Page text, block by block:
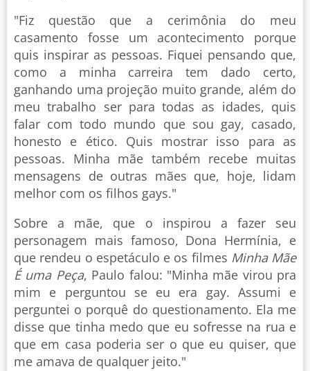
"Fiz questão que a cerimônia do meu
casamento fosse um acontecimento porque
quis inspirar as pessoas. Fiquei pensando que,
como a minha carreira tem dado certo,
ganhando uma projeção muito grande, além do
meu trabalho ser para todas as idades, quis
falar com todo mundo que sou gay, casado,
honesto e ético. Quis mostrar isso para as
pessoas. Minha mãe também recebe muitas
mensagens de outras mães que, hoje, lidam
melhor com os filhos gays."
Sobre a mãe, que o inspirou a fazer seu
personagem mais famoso, Dona Hermínia, e
que rendeu o espetáculo e os filmes Minha Mãe
É uma Peça, Paulo falou: "Minha mãe virou pra
mim e perguntou se eu era gay. Assumi e
perguntei o porquê do questionamento. Ela me
disse que tinha medo que eu sofresse na rua e
que em casa poderia ser o que eu quiser, que
me amava de qualquer jeito."